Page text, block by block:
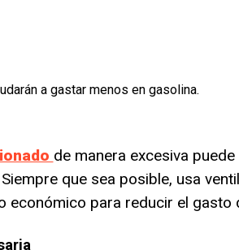
a gastar menos en gasolina.
de manera excesiva
que sea posible, usa
económico para reducir el gasto